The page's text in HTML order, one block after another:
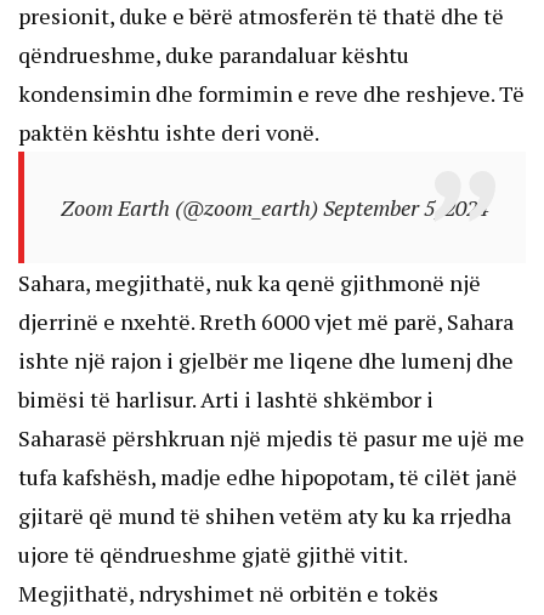
presionit, duke e bërë atmosferën të thatë dhe të
qëndrueshme, duke parandaluar kështu
kondensimin dhe formimin e reve dhe reshjeve. Të
paktën kështu ishte deri vonë.
Zoom Earth (@zoom_earth)September 5, 2024
Sahara, megjithatë, nuk ka qenë gjithmonë një
djerrinë e nxehtë. Rreth 6000 vjet më parë, Sahara
ishte një rajon i gjelbër me liqene dhe lumenj dhe
bimësi të harlisur. Arti i lashtë shkëmbor i
Saharasë përshkruan një mjedis të pasur me ujë me
tufa kafshësh, madje edhe hipopotam, të cilët janë
gjitarë që mund të shihen vetëm aty ku ka rrjedha
ujore të qëndrueshme gjatë gjithë vitit.
Megjithatë, ndryshimet në orbitën e tokës